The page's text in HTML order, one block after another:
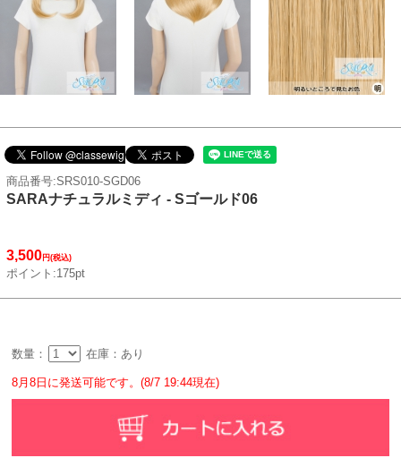
商品番号:SRS010-SGD06
SARAナチュラルミディ - Sゴールド06
3,500円(税込)
ポイント:175pt
数量： 在庫：あり
8月8日に発送可能です。(8/7 19:44現在)